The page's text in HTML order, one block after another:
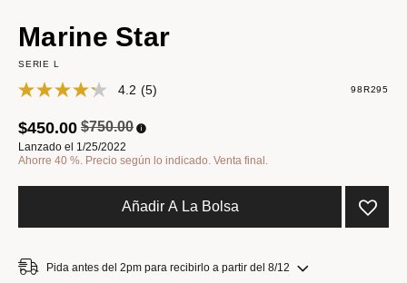
Marine Star
SERIE L
4.2 (5) 98R295
Precio reducido de
$750.00a
$450.00
Lanzado el 1/25/2022
Ahorre 40 %. Precio según lo indicado. Venta final.
Añadir A La Bolsa
Pida antes del 2pm para recibirlo a partir del 8/12